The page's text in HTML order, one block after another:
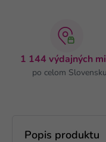
1 144 výdajných
po celom Slovensku
Popis produktu